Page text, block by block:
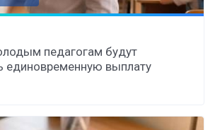
педагогам будут
единовременную выплату